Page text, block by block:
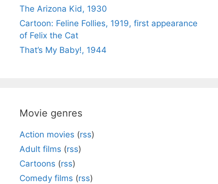
The Arizona Kid, 1930
Cartoon: Feline Follies, 1919, first appearance
of Felix the Cat
That’s My Baby!, 1944
Movie genres
Action movies (rss)
Adult films (rss)
Cartoons (rss)
Comedy films (rss)